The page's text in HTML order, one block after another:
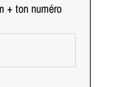
+ ton numéro